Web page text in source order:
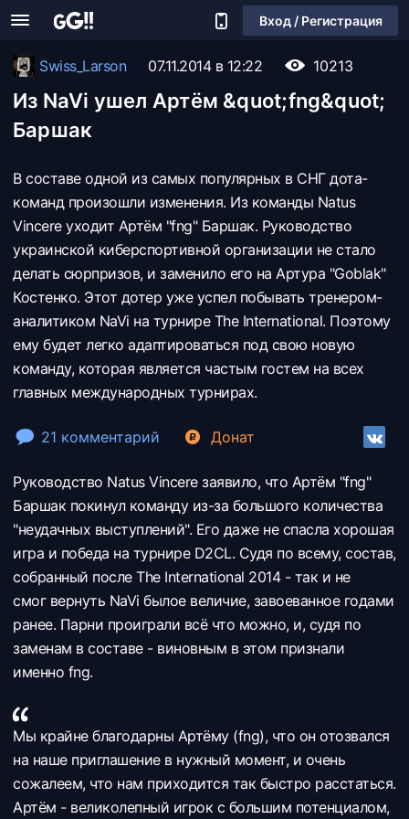
Вход / Регистрация
Swiss_Larson 07.11.2014 в 12:22 10213
Из NaVi ушел Артём &quot;fng&quot;
Баршак
В составе одной из самых популярных в СНГ дота-
команд произошли изменения. Из команды Natus
Vincere уходит Артём "fng" Баршак. Руководство
украинской киберспортивной организации не стало
делать сюрпризов, и заменило его на Артура "Goblak"
Костенко. Этот дотер уже успел побывать тренером-
аналитиком NaVi на турнире The International. Поэтому
ему будет легко адаптироваться под свою новую
команду, которая является частым гостем на всех
главных международных турнирах.
21 комментарий Донат
Руководство Natus Vincere заявило, что Артём "fng"
Баршак покинул команду из-за большого количества
"неудачных выступлений". Его даже не спасла хорошая
игра и победа на турнире D2CL. Судя по всему, состав,
собранный после The International 2014 - так и не
смог вернуть NaVi былое величие, завоеванное годами
ранее. Парни проиграли всё что можно, и, судя по
заменам в составе - виновным в этом признали
именно fng.
Мы крайне благодарны Артёму (fng), что он отозвался
на наше приглашение в нужный момент, и очень
сожалеем, что нам приходится так быстро расстаться.
Артём - великолепный игрок с большим потенциалом,